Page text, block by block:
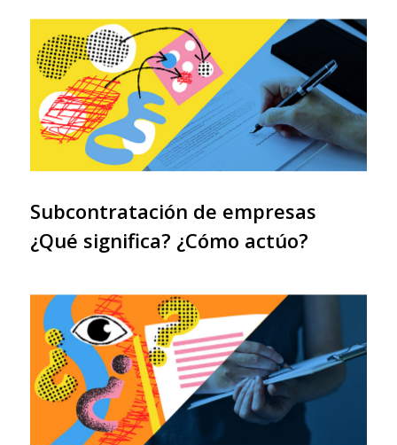
Subcontratación de empresas
¿Qué significa? ¿Cómo actúo?